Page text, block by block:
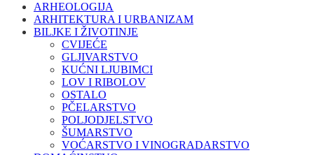
ARHEOLOGIJA
ARHITEKTURA I URBANIZAM
BILJKE I ŽIVOTINJE
CVIJEĆE
GLJIVARSTVO
KUĆNI LJUBIMCI
LOV I RIBOLOV
OSTALO
PČELARSTVO
POLJODJELSTVO
ŠUMARSTVO
VOĆARSTVO I VINOGRADARSTVO